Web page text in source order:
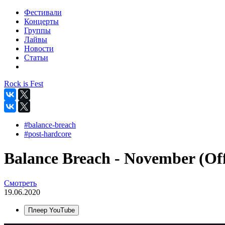
Фестивали
Концерты
Группы
Лайвы
Новости
Статьи
Rock is Fest
#balance-breach
#post-hardcore
Balance Breach - November
Смотреть
19.06.2020
Плеер YouTube